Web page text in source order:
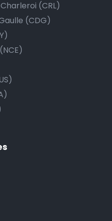
bien sûr la possibilité
ce faire est d’arrondir
supérieur, ou de dire
la monnaie après lui
que le prix de la
d’aéroport à Elche /
des transports
Taxis est un tarif fixe
nous n’ajoutons
(CRL)
(CDG)